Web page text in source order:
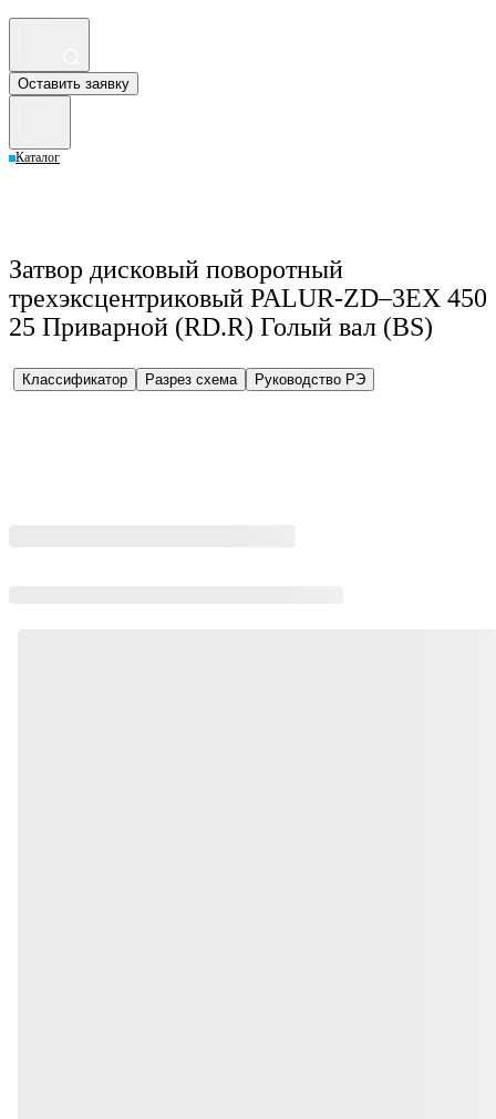
Оставить заявку
Каталог
Затвор дисковый поворотный
трехэксцентриковый PALUR-ZD–3EX 450
25 Приварной (RD.R) Голый вал (BS)
Классификатор Разрез схема Руководство РЭ